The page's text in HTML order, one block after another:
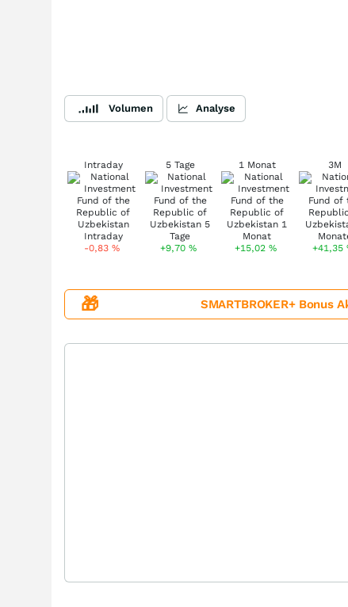
Volumen Analyse
Intraday
-0,83 %
5 Tage
+9,70%
1 Monat
+15,02 %
3M
+41,35
🎁 SMARTBROKER+ Bonus